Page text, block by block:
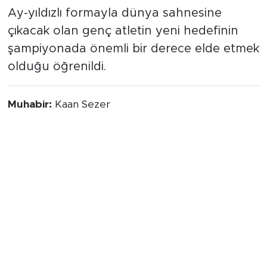
Ay-yıldızlı formayla dünya sahnesine
çıkacak olan genç atletin yeni hedefinin
şampiyonada önemli bir derece elde etmek
olduğu öğrenildi.
Muhabir: Kaan Sezer